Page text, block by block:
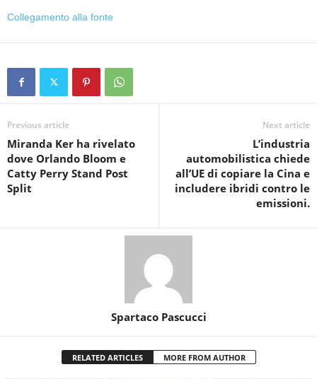
Collegamento alla fonte
Previous article
Miranda Ker ha rivelato
dove Orlando Bloom e
Catty Perry Stand Post
Split
Next article
L’industria
automobilistica chiede
all’UE di copiare la Cina e
includere ibridi contro le
emissioni.
Spartaco Pascucci
RELATED ARTICLES MORE FROM AUTHOR